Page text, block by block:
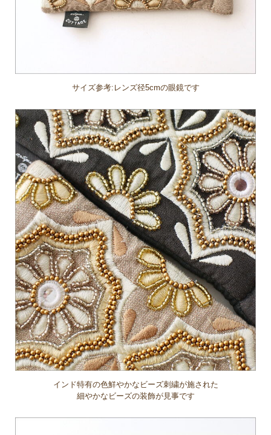
サイズ参考:レンズ径5cmの眼鏡です
インド特有の色鮮やかなビーズ刺繍が施された
細やかなビーズの装飾が見事です